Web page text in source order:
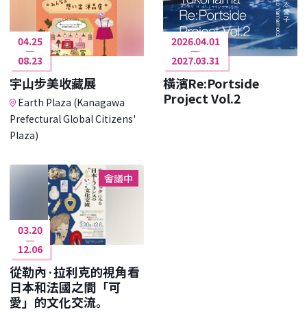
04.25
08.23
宇山步美收藏展
Earth Plaza (Kanagawa
Prefectural Global Citizens'
Plaza)
2026.04.01
2027.03.31
橫濱Re:Portside
Project Vol.2
會議中
03.20
12.06
從勒內·拉利克的視角看
日本和法國之間「可
愛」的文化交流。